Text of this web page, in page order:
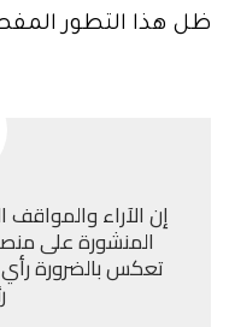
ظل هذا التطور
إن الآراء والمواقف
المنشورة على
تعكس بالضرورة رأي